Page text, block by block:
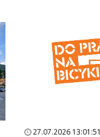
27.07.2026 13:01:51